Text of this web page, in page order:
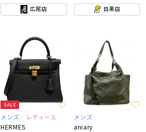
広尾店
目黒店
SALE
メンズ
レディース
HERMES
メンズ
aniary